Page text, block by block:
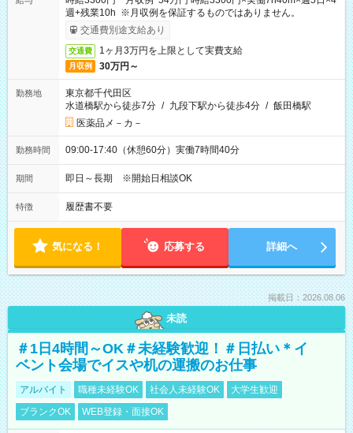
週+残業10h ※月収例を保証するものではありません。
交通費別途支給あり
交通費 1ヶ月3万円を上限として実費支給
月収例 30万円～
勤務地
東京都千代田区
水道橋駅から徒歩7分 / 九段下駅から徒歩4分 / 飯田橋駅
医薬品メ－カ－
勤務時間 09:00-17:40（休憩60分）実働7時間40分
期間 即日～長期 ※開始日相談OK
特徴 履歴書不要
気になる！ 応募する 詳細へ
掲載日：2026.08.06
未読
＃1日4時間～OK＃未経験歓迎！＃日払い＊イ
ベント会場でイスや机の運搬のお仕事
アルバイト 職種未経験OK 社会人未経験OK
大学生歓迎
ブランクOK
WEB登録・面接OK